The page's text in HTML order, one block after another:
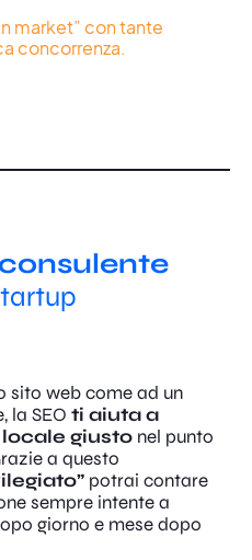
market” con tante
concorrenza.
sito web come ad un
la SEO ti aiuta a
giusto nel punto
a questo
potrai contare
sempre intente a
giorno e mese dopo